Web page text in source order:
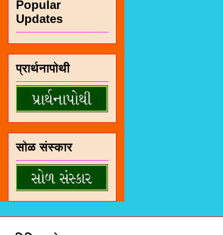
Popular
Updates
प्रार्थनापोथी
सोळ संस्कार